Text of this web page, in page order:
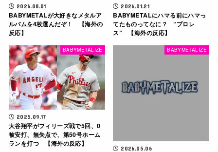
2026.08.01
BABYMETALが大好きなメタルア
ルバムを4枚選んだぞ！ 【海外の
反応】
2026.01.21
BABYMETALにハマる前にハマっ
てたものってなに？ “プロレ
ス” 【海外の反応】
BABYMETALIZE
2025.09.17
大谷翔平がフィリーズ戦で5回、0
被安打、無失点で、第50号ホーム
ランを打つ 【海外の反応】
BABYMETALIZE
2026.05.06